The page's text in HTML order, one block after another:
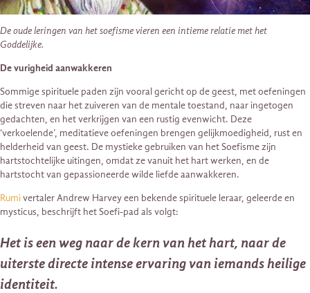
De oude leringen van het soefisme vieren een intieme relatie met het
Goddelijke.
De vurigheid aanwakkeren
Sommige spirituele paden zijn vooral gericht op de geest, met oefeningen
die streven naar het zuiveren van de mentale toestand, naar ingetogen
gedachten, en het verkrijgen van een rustig evenwicht. Deze
‘verkoelende’, meditatieve oefeningen brengen gelijkmoedigheid, rust en
helderheid van geest. De mystieke gebruiken van het Soefisme zijn
hartstochtelijke uitingen, omdat ze vanuit het hart werken, en de
hartstocht van gepassioneerde wilde liefde aanwakkeren.
Rumivertaler Andrew Harvey een bekende spirituele leraar, geleerde en
mysticus, beschrijft het Soefi-pad als volgt:
Het is een weg naar de kern van het hart, naar de
uiterste directe intense ervaring van iemands heilige
identiteit.